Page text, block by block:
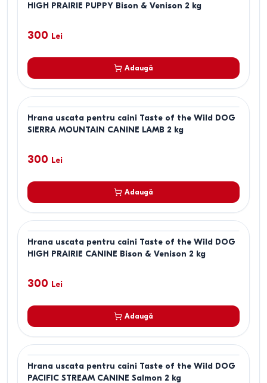
HIGH PRAIRIE PUPPY Bison & Venison 2 kg
300 Lei
Adaugă
Hrana uscata pentru caini Taste of the Wild DOG
SIERRA MOUNTAIN CANINE LAMB 2 kg
300 Lei
Adaugă
Hrana uscata pentru caini Taste of the Wild DOG
HIGH PRAIRIE CANINE Bison & Venison 2 kg
300 Lei
Adaugă
Hrana uscata pentru caini Taste of the Wild DOG
PACIFIC STREAM CANINE Salmon 2 kg